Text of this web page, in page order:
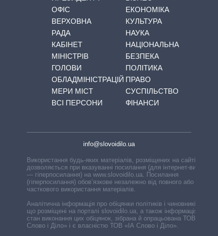
ОФІС
ВЕРХОВНА
РАДА
КАБІНЕТ
МІНІСТРІВ
ГОЛОВИ
ОБЛАДМІНІСТРАЦІЙ
МЕРИ МІСТ
ВСІ ПЕРСОНИ
ЕКОНОМІКА
КУЛЬТУРА
НАУКА
НАЦІОНАЛЬНА
БЕЗПЕКА
ПОЛІТИКА
ПРАВО
СУСПІЛЬСТВО
ФІНАНСИ
info@slovoidilo.ua
Використання будь-яких матеріалів, розміщених на сайті,
дозволяється при вказуванні посилання (для інтернет-видань
— гіперпосилання) на www.slovoidilo.ua. Посилання
(гіперпосилання) обов’язкове незалежно від повного або
часткового використання матеріалів.
Аналітична інформація про обіцянки політиків і чиновників,
що розміщені на порталі slovoidilo.ua, а також інформація про
стан виконання цих обіцянок, зібрана й опрацьована ТОВ «ІА
Слово і Діло» і є власністю ТОВ «ІА Слово і Діло».